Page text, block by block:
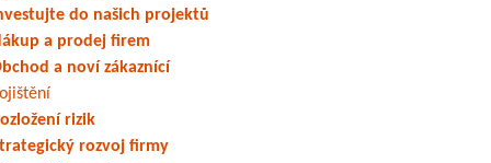
do našich projektů
a prodej firem
a noví zákaznící
rizik
rozvoj firmy